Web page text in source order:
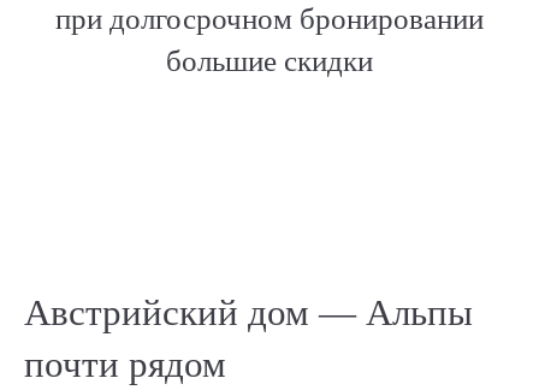
при долгосрочном бронировании
большие скидки
Австрийский дом — Альпы
почти рядом